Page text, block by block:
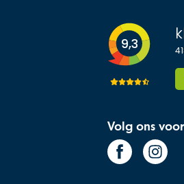
9,3
Volg ons